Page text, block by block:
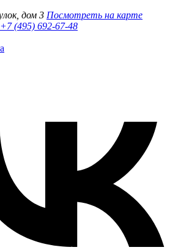
дом 3 Посмотреть на карте
+7 (495) 692-67-48‬